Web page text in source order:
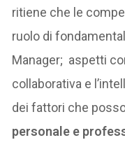
ritiene che le
ruolo di
Manager; aspetti
collaborativa e
dei fattori che
personale e